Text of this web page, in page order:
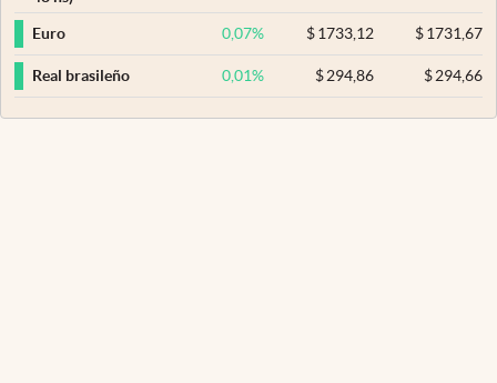
Euro 0,07% $ 1733,12 $1731,67
Real brasileño 0,01% $ 294,86 $294,66